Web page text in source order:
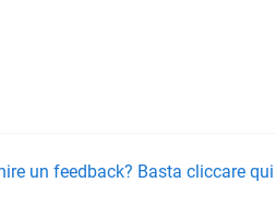
un feedback? Basta cliccare